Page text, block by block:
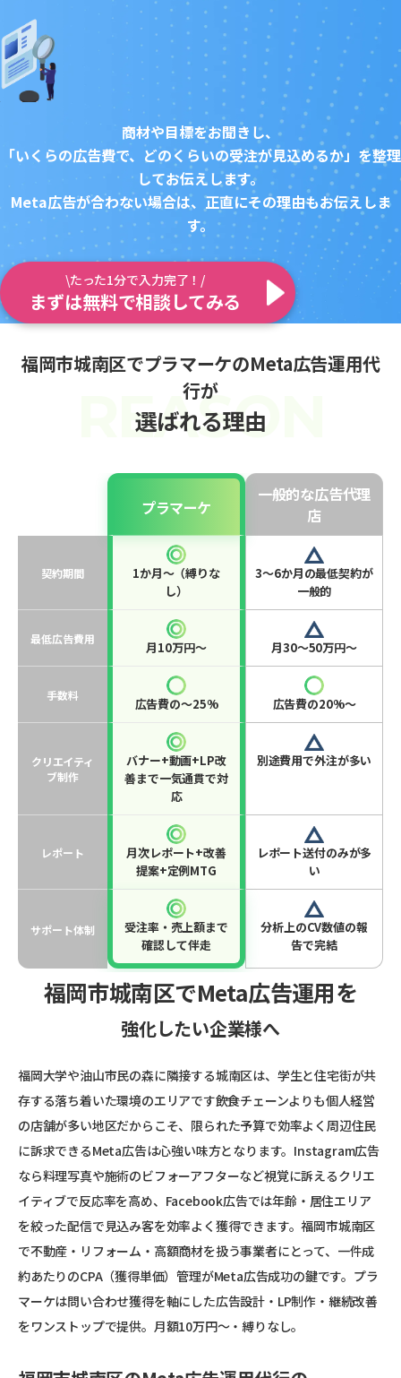
商材や目標をお聞きし、
「いくらの広告費で、どのくらいの受注が見込めるか」を整理
してお伝えします。
Meta広告が合わない場合は、正直にその理由もお伝えしま
す。
\たった1分で入力完了！/
まずは無料で相談してみる
福岡市城南区でプラマーケのMeta広告運用代
行が
選ばれる理由
プラマーケ
一般的な広告代理
店
契約期間
1か月〜（縛りな
し）
3〜6か月の最低契約が
一般的
最低広告費用
月10万円〜 月30〜50万円〜
手数料
広告費の〜25% 広告費の20%〜
クリエイティ
ブ制作
バナー+動画+LP改
善まで一気通貫で対
応
別途費用で外注が多い
レポート
月次レポート+改善
提案+定例MTG
レポート送付のみが多
い
サポート体制
受注率・売上額まで
確認して伴走
分析上のCV数値の報
告で完結
福岡市城南区でMeta広告運用を
強化したい企業様へ
福岡大学や油山市民の森に隣接する城南区は、学生と住宅街が共
存する落ち着いた環境のエリアです――飲食チェーンよりも個人経営
の店舗が多い地区だからこそ、限られた予算で効率よく周辺住民
に訴求できるMeta広告は心強い味方となります。Instagram広告
なら料理写真や施術のビフォーアフターなど視覚に訴えるクリエ
イティブで反応率を高め、Facebook広告では年齢・居住エリア
を絞った配信で見込み客を効率よく獲得できます。福岡市城南区
で不動産・リフォーム・高額商材を扱う事業者にとって、一件成
約あたりのCPA（獲得単価）管理がMeta広告成功の鍵です。プラ
マーケは問い合わせ獲得を軸にした広告設計・LP制作・継続改善
をワンストップで提供。月額10万円〜・縛りなし。